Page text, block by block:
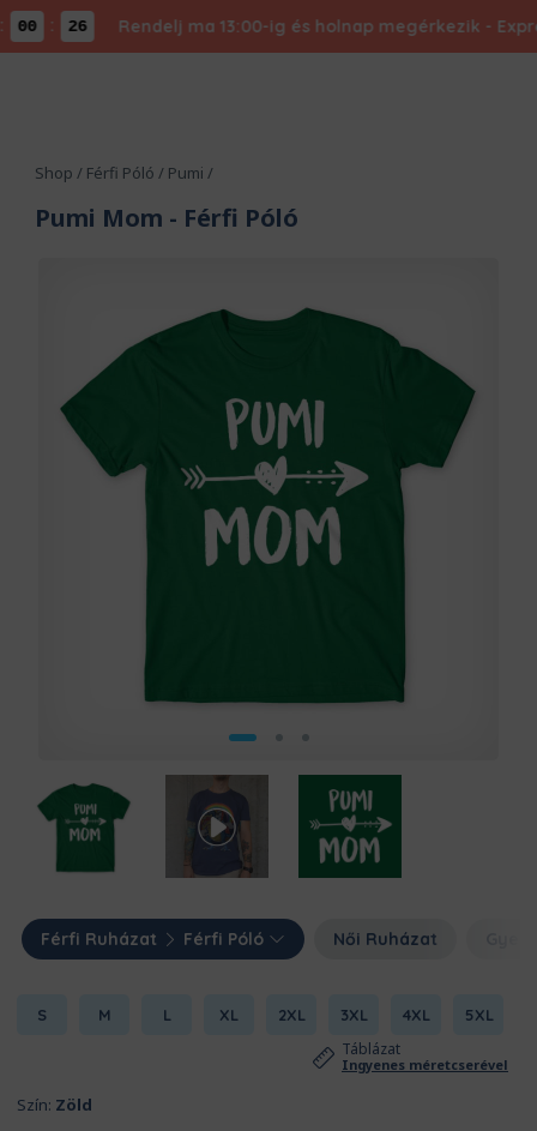
: 26 Rendelj ma 13:00-ig és holnap megérkezik -
Shop / Férfi Póló / Pumi /
Pumi Mom - Férfi Póló
Férfi Ruházat Férfi Póló Női Ruházat
S M L XL 2XL 3XL 4XL 5XL
Táblázat
Ingyenes méretcserével
Szín: Zöld